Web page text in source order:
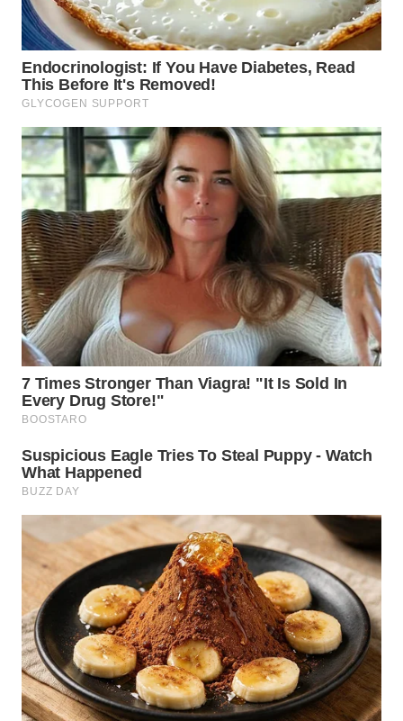
WN
NIAS
WN
LANGKAT
WN
TAPANULI
SELATAN
WN
TANJUNG
LESUNG
WN
KARO
WN
SIMALUNGUN
WN
LABUHANBATU
TAPANULI
TENGAH
WN DELI
SERDANG
WN
TEBING
TINGGI